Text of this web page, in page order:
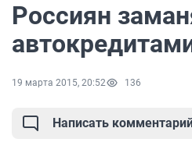
Россиян
19 марта 2015, 20:52 136
Написать